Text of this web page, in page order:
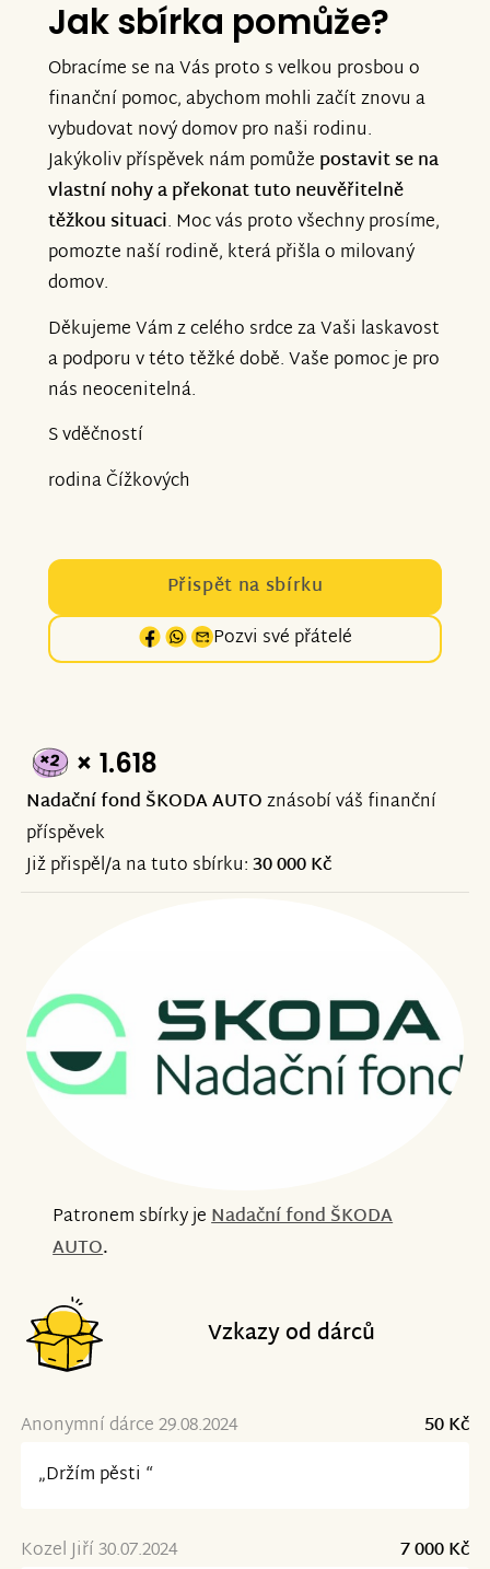
Jak sbírka pomůže?
Obracíme se na Vás proto s velkou prosbou o
finanční pomoc, abychom mohli začít znovu a
vybudovat nový domov pro naši rodinu.
Jakýkoliv příspěvek nám pomůže postavit se na
vlastní nohy a překonat tuto neuvěřitelně
těžkou situaci. Moc vás proto všechny prosíme,
pomozte naší rodině, která přišla o milovaný
domov.
Děkujeme Vám z celého srdce za Vaši laskavost
a podporu v této těžké době. Vaše pomoc je pro
nás neocenitelná.
S vděčností
rodina Čížkových
Přispět na sbírku
Pozvi své přátelé
× 1.618
Nadační fond ŠKODA AUTOznásobí váš finanční
příspěvek
Již přispěl/a na tuto sbírku:30 000 Kč
Patronem sbírky jeNadační fond ŠKODA
AUTO.
Vzkazy od dárců
Anonymní dárce 29.08.2024
50 Kč
„Držím pěsti “
Kozel Jiří 30.07.2024
7 000 Kč